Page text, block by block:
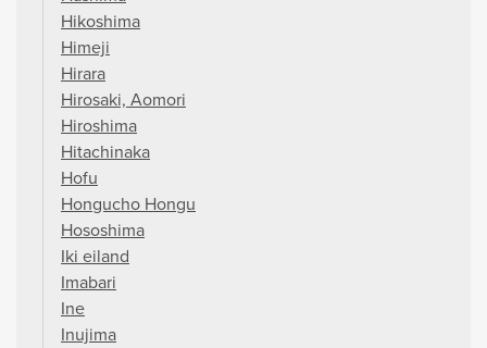
Hikoshima
Himeji
Hirara
Hirosaki, Aomori
Hiroshima
Hitachinaka
Hofu
Hongucho Hongu
Hososhima
Iki eiland
Imabari
Ine
Inujima